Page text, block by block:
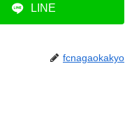
LINE
fcnagaokakyo